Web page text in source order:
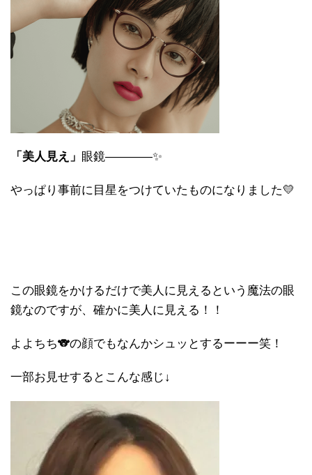
「美人見え」 眼鏡――――✨
やっぱり事前に目星をつけていたものになりました💛
この眼鏡をかけるだけで美人に見えるという魔法の眼
鏡なのですが、確かに美人に見える！！
よよちち🐨の顔でもなんかシュッとするーーー笑！
一部お見せするとこんな感じ↓